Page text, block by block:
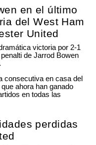
en el último
del West Ham
United
victoria por 2-1
de Jarrod Bowen
consecutiva en casa del
ahora han ganado
en todas las
perdidas